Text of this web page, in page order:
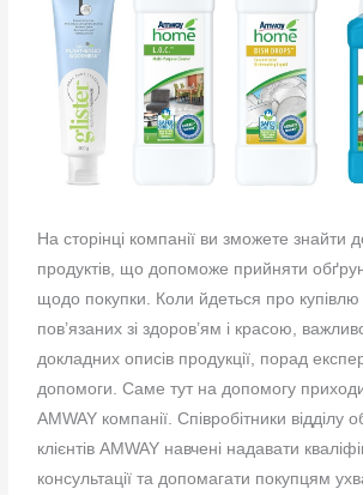
На сторінці компанії ви зможете знайти
продуктів, що допоможе прийняти
щодо покупки. Коли йдеться про купівлю
пов’язаних зі здоров’ям і красою,
докладних описів продукції, порад
допомоги. Саме тут на допомогу
AMWAY компанії. Співробітники відділу
клієнтів AMWAY навчені надавати
консультації та допомагати покупцям